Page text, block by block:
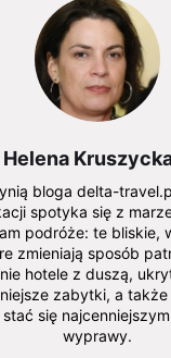
Helena
bloga delta-
spotyka się z
podróże: te bliskie,
zmieniają sposób
hotele z duszą,
zabytki, a
się
wyprawy.